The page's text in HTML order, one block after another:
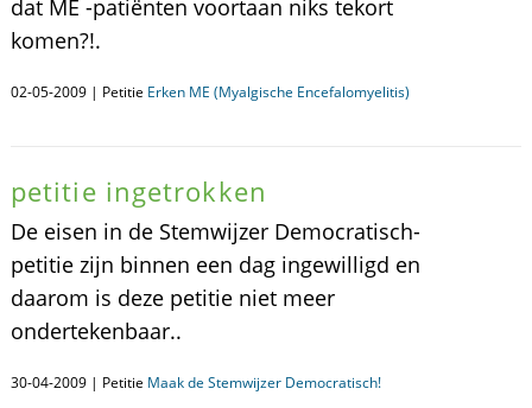
dat ME -patiënten voortaan niks tekort
komen?!.
02-05-2009 | Petitie Erken ME (Myalgische Encefalomyelitis)
petitie ingetrokken
De eisen in de Stemwijzer Democratisch-
petitie zijn binnen een dag ingewilligd en
daarom is deze petitie niet meer
ondertekenbaar..
30-04-2009 | Petitie Maak de Stemwijzer Democratisch!